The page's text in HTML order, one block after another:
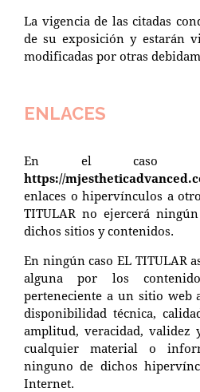
La vigencia de las citadas
de su exposición y estarán
modificadas por otras
ENLACES
En el caso
https://
enlaces o hipervínculos a
TITULAR no ejercerá
dichos sitios y contenidos.
En ningún caso EL TITULAR
alguna por los
perteneciente a un sitio web
disponibilidad técnica,
amplitud, veracidad, validez
cualquier material o
ninguno de dichos
Internet.